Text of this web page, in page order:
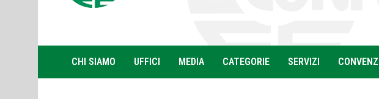
CHI SIAMO UFFICI MEDIA CATEGORIE SERVIZI